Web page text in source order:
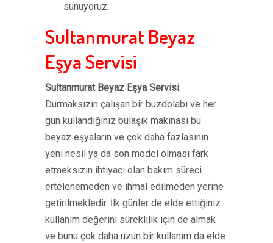
sunuyoruz.
Sultanmurat Beyaz
Eşya Servisi
Sultanmurat Beyaz Eşya Servisi:
Durmaksızın çalışan bir buzdolabı ve her
gün kullandığınız bulaşık makinası bu
beyaz eşyaların ve çok daha fazlasının
yeni nesil ya da son model olması fark
etmeksizin ihtiyacı olan bakım süreci
ertelenemeden ve ihmal edilmeden yerine
getirilmekledir. İlk günler de elde ettiğiniz
kullanım değerini süreklilik için de almak
ve bunu çok daha uzun bir kullanım da elde